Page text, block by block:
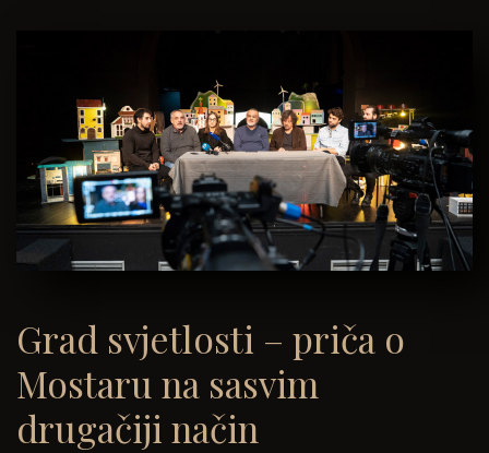
Grad svjetlosti – priča o
Mostaru na sasvim
drugačiji način